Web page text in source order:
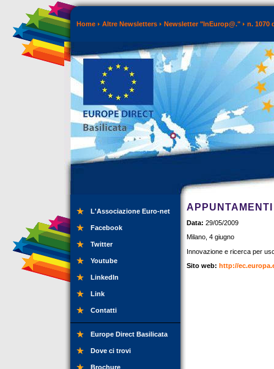
Home Altre Newsletters Newsletter "InEurop@." n. 1070
L'Associazione Euro-net
Facebook
Twitter
Youtube
LinkedIn
Link
Contatti
Europe Direct Basilicata
Dove ci trovi
Brochure
Data: 29/05/2009
Milano, 4 giugno
Innovazione e ricerca per
Sito web: http://